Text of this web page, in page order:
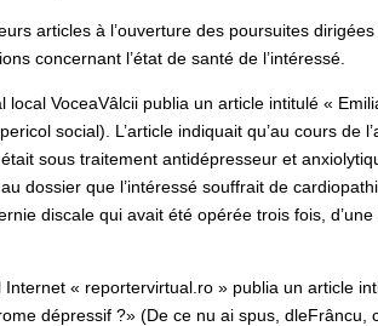
articles à l’ouverture des poursuites
concernant l’état de santé de l’intéressé.
local VoceaVâlcii publia un article intitulé «
social). L’article indiquait qu’au cours de
sous traitement antidépresseur et
dossier que l’intéressé souffrait de
discale qui avait été opérée trois fois,
« reportervirtual.ro » publia un article
dépressif ?» (De ce nu ai spus, dleFrâncu,